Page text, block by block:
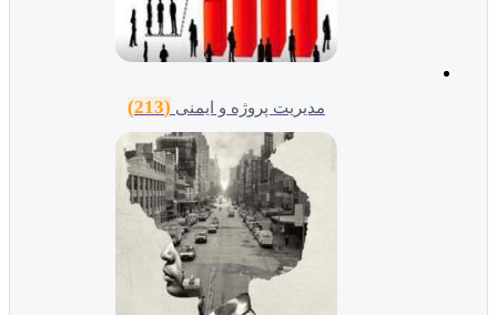
مدیریت پروژه و ایمنی (213)